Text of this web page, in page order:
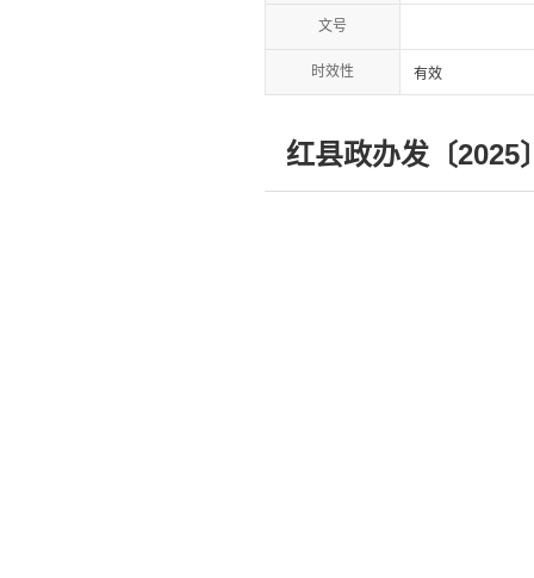
文号
时效性 有效
红县政办发〔2025